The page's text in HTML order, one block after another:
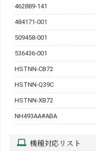
462889-141
484171-001
509458-001
536436-001
HSTNN-CB72
HSTNN-Q39C
HSTNN-XB72
NH493AA#ABA
機種対応リスト